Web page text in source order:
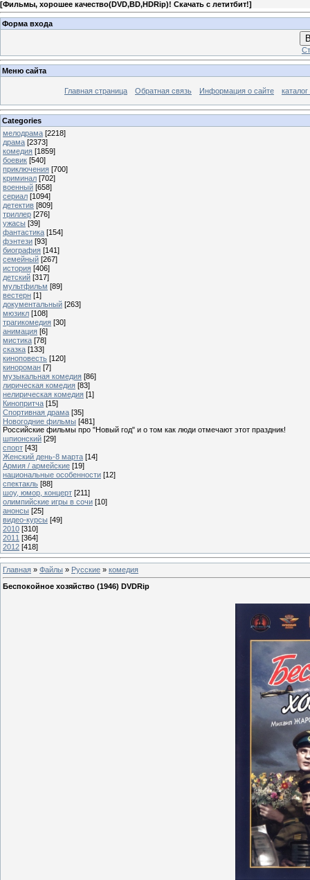
[Фильмы, хорошее качество(DVD,BD,HDRip)! Скачать с летитбит!]
Форма входа
Меню сайта
Главная страница Обратная связь Информация о сайте
Categories
мелодрама [2218]
драма [2373]
комедия [1859]
боевик [540]
приключения [700]
криминал [702]
военный [658]
сериал [1094]
детектив [809]
триллер [276]
ужасы [39]
фантастика [154]
фэнтези [93]
биография [141]
семейный [267]
история [406]
детский [317]
мультфильм [89]
вестерн [1]
документальный [263]
мюзикл [108]
трагикомедия [30]
анимация [6]
мистика [78]
сказка [133]
киноповесть [120]
кинороман [7]
музыкальная комедия [86]
лирическая комедия [83]
нелирическая комедия [1]
Кинопритча [15]
Спортивная драма [35]
Новогодние фильмы [481]
Российские фильмы про "Новый год" и о том как люди отмечают этот праздник!
шпионский [29]
спорт [43]
Женский день-8 марта [14]
Армия / армейские [19]
национальные особенности [12]
спектакль [88]
шоу, юмор, концерт [211]
олимпийские игры в сочи [10]
анонсы [25]
видео-курсы [49]
2010 [310]
2011 [364]
2012 [418]
Главная » Файлы » Русские » комедия
Беспокойное хозяйство (1946) DVDRip